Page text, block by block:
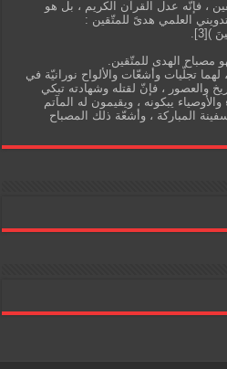
، فإنّه عدل القرآن الكريم ، بل هو
العلمي هدىً للمتّقين :
)[3].
مصباح الهدى للمتّقين.
تجلّيات وأشعّات والألواح نورانيّة في
والعصور ، فإنّ لقتله وشهادته تبكي
والأوصياء يبكونه ، ويقيمون له المآتم
المباركة ، وأشعّة ذلك المصباح